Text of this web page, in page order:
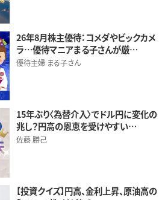
26年8月株主優待：コメダやビックカメ
ラ…優待マニアまる子さんが厳…
優待主婦 まる子さん
15年ぶり〈為替介入〉でドル円に変化の
兆し？円高の恩恵を受けやすい…
佐藤 勝己
【投資クイズ】円高、金利上昇、原油高の